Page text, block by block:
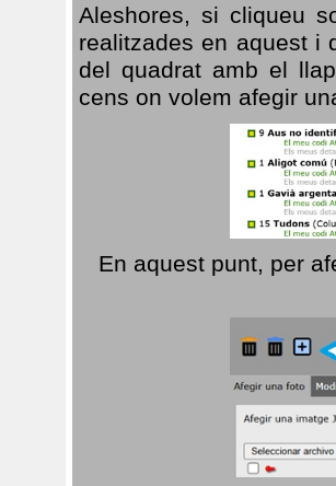
Aleshores, si cliqueu
realitzades en aquest i
del quadrat amb el
cens on volem afegir
En aquest punt, per